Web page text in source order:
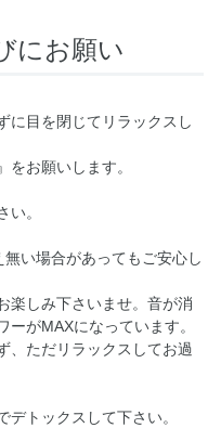
にお願い
に目を閉じてリラックスし
お願いします。
い。
い場合があってもご安心し
楽しみ下さいませ。音が消
がMAXになっています。
、ただリラックスしてお過
デトックスして下さい。